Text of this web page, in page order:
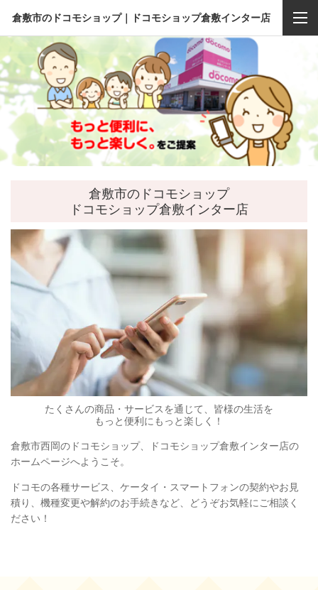
倉敷市のドコモショップ｜ドコモショップ倉敷インター店
倉敷市のドコモショップ
ドコモショップ倉敷インター店
たくさんの商品・サービスを通じて、皆様の生活を
もっと便利にもっと楽しく！
倉敷市西岡のドコモショップ、ドコモショップ倉敷インター店の
ホームページへようこそ。
ドコモの各種サービス、ケータイ・スマートフォンの契約やお見
積り、機種変更や解約のお手続きなど、どうぞお気軽にご相談く
ださい！